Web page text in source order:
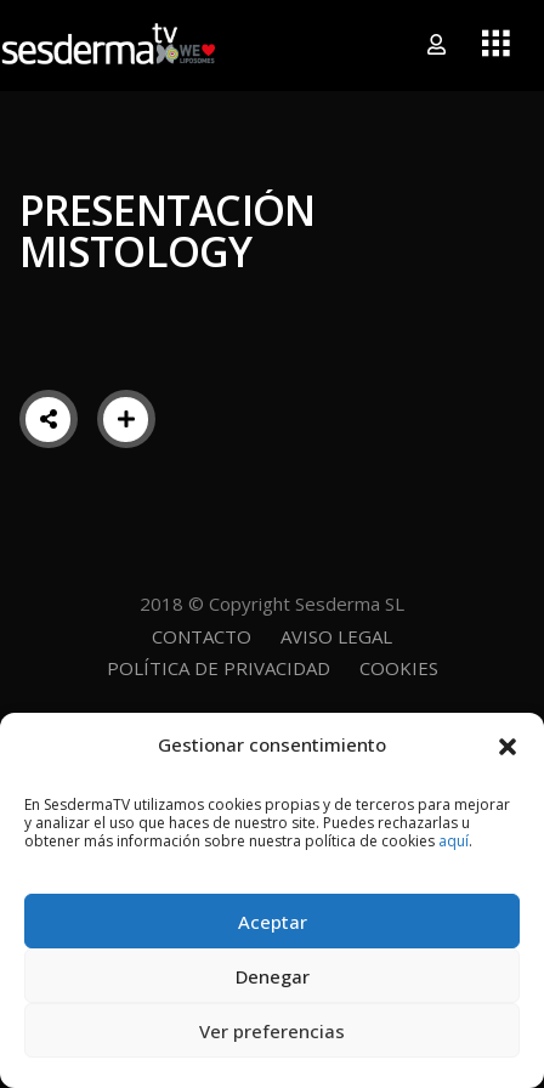
Gestionar consentimiento
En SesdermaTV utilizamos cookies propias y de terceros para mejorar
y analizar el uso que haces de nuestro site. Puedes rechazarlas u
obtener más información sobre nuestra política de cookies aquí.
Aceptar
Denegar
Ver preferencias
PRESENTACIÓN
MISTOLOGY
2018 © Copyright Sesderma SL
CONTACTO
AVISO LEGAL
POLÍTICA DE PRIVACIDAD
COOKIES